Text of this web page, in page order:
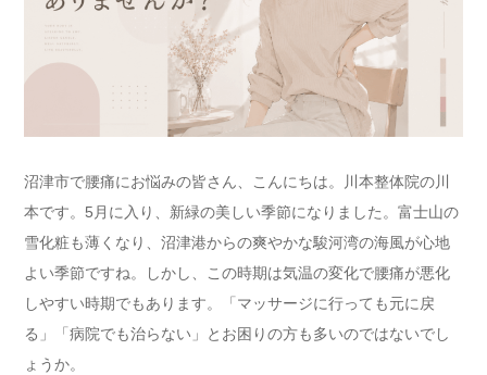
沼津市で腰痛にお悩みの皆さん、こんにちは。川本整体院の川
本です。5月に入り、新緑の美しい季節になりました。富士山の
雪化粧も薄くなり、沼津港からの爽やかな駿河湾の海風が心地
よい季節ですね。しかし、この時期は気温の変化で腰痛が悪化
しやすい時期でもあります。「マッサージに行っても元に戻
る」「病院でも治らない」とお困りの方も多いのではないでし
ょうか。